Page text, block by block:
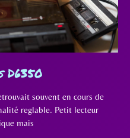
D6350
souvent en cours de
reglable. Petit lecteur
mais